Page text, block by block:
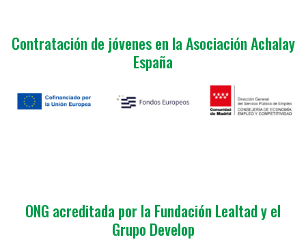
Contratación de jóvenes en la Asociación Achalay
España
ONG acreditada por la Fundación Lealtad y el
Grupo Develop